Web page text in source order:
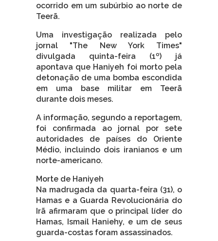
ocorrido em um subúrbio ao norte de
Teerã.
Uma investigação realizada pelo
jornal "The New York Times"
divulgada quinta-feira (1º) já
apontava que Haniyeh foi morto pela
detonação de uma bomba escondida
em uma base militar em Teerã
durante dois meses.
A informação, segundo a reportagem,
foi confirmada ao jornal por sete
autoridades de países do Oriente
Médio, incluindo dois iranianos e um
norte-americano.
Morte de Haniyeh
Na madrugada da quarta-feira (31), o
Hamas e a Guarda Revolucionária do
Irã afirmaram que o principal líder do
Hamas, Ismail Haniehy, e um de seus
guarda-costas foram assassinados.